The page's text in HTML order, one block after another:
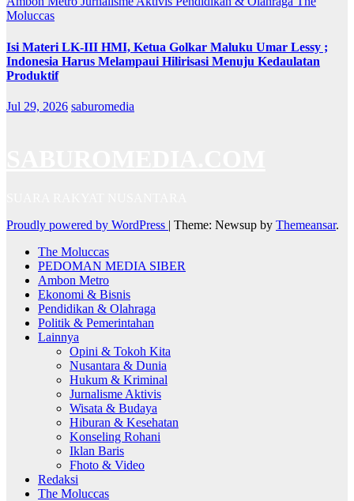
Moluccas
Isi Materi LK-III HMI, Ketua Golkar Maluku Umar Lessy ;
Indonesia Harus Melampaui Hilirisasi Menuju Kedaulatan
Produktif
Jul 29, 2026 saburomedia
Proudly powered by WordPress | Theme: Newsup by Themeansar.
The Moluccas
PEDOMAN MEDIA SIBER
Ambon Metro
Ekonomi & Bisnis
Pendidikan & Olahraga
Politik & Pemerintahan
Lainnya
Opini & Tokoh Kita
Nusantara & Dunia
Hukum & Kriminal
Jurnalisme Aktivis
Wisata & Budaya
Hiburan & Kesehatan
Konseling Rohani
Iklan Baris
Fhoto & Video
Redaksi
The Moluccas